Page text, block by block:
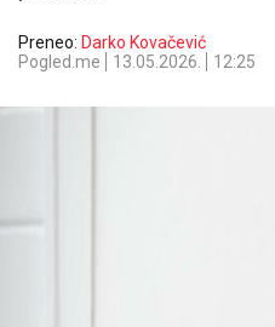
Preneo: Darko Kovačević
Pogled.me
13.05.2026. 12:25